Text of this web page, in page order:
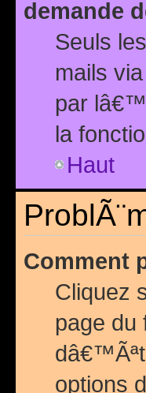
demande
Seuls
mails
par
la
Haut
Comment
Cliquez
page du
options